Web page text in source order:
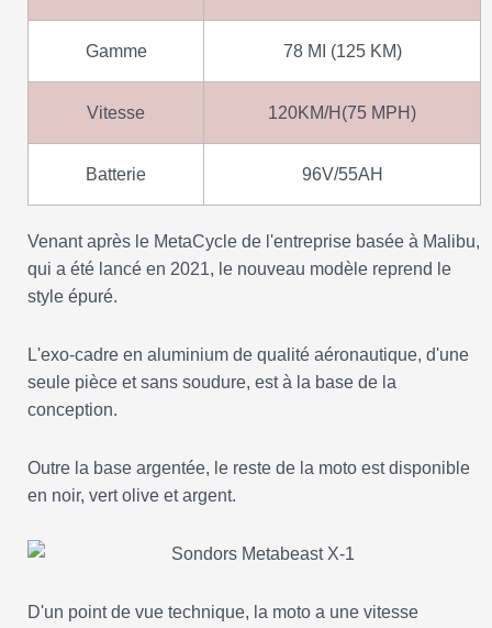
Gamme 78 MI (125 KM)
Vitesse 120KM/H(75 MPH)
Batterie 96V/55AH
Venant après le MetaCycle de l'entreprise basée à Malibu,
qui a été lancé en 2021, le nouveau modèle reprend le
style épuré.
L'exo-cadre en aluminium de qualité aéronautique, d'une
seule pièce et sans soudure, est à la base de la
conception.
Outre la base argentée, le reste de la moto est disponible
en noir, vert olive et argent.
D'un point de vue technique, la moto a une vitesse